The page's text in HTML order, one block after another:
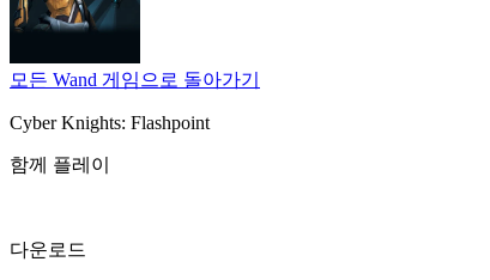
모든 Wand 게임으로 돌아가기
Cyber Knights: Flashpoint
함께 플레이
다운로드